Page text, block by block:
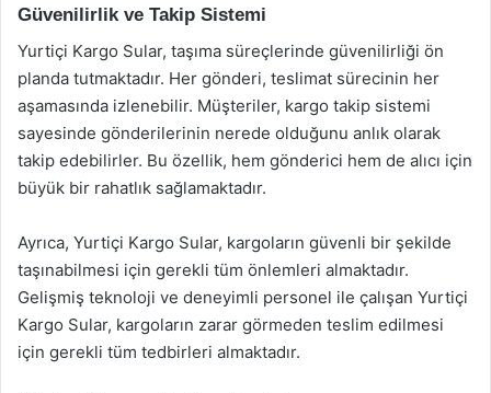
Güvenilirlik ve Takip Sistemi
Yurtiçi Kargo Sular, taşıma süreçlerinde güvenilirliği ön
planda tutmaktadır. Her gönderi, teslimat sürecinin her
aşamasında izlenebilir. Müşteriler, kargo takip sistemi
sayesinde gönderilerinin nerede olduğunu anlık olarak
takip edebilirler. Bu özellik, hem gönderici hem de alıcı için
büyük bir rahatlık sağlamaktadır.
Ayrıca, Yurtiçi Kargo Sular, kargoların güvenli bir şekilde
taşınabilmesi için gerekli tüm önlemleri almaktadır.
Gelişmiş teknoloji ve deneyimli personel ile çalışan Yurtiçi
Kargo Sular, kargoların zarar görmeden teslim edilmesi
için gerekli tüm tedbirleri almaktadır.